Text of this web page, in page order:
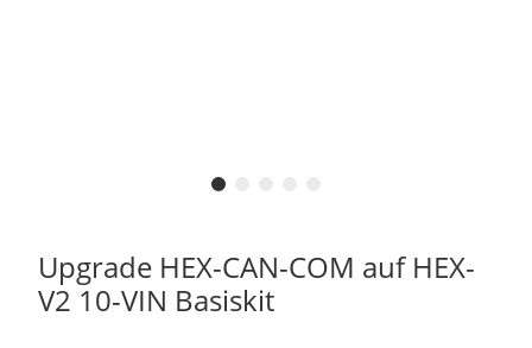
Upgrade HEX-CAN-COM auf HEX-
V2 10-VIN Basiskit